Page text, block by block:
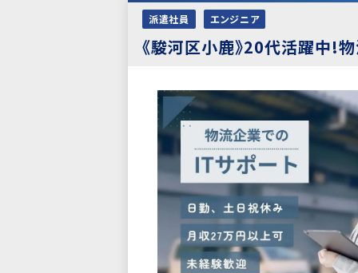
派遣社員 エンジニア
《駿河区小鹿》20代活躍中!